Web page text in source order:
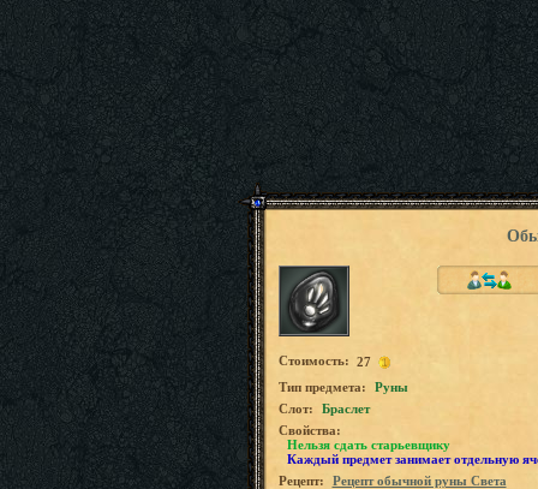
Стоимость: 27
Tип предмета:
Руны
Слот:
Браслет
Свойства:
Нельзя сдать старьевщику
Каждый предмет занимает отдельную
Рецепт:
Рецепт обычной руны Света